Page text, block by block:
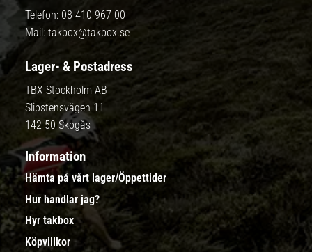
Telefon: 08-410 967 00
Mail: takbox@takbox.se
Lager- & Postadress
TBX Stockholm AB
Slipstensvägen 11
142 50 Skogås
Information
Hämta på vårt lager/Öppettider
Hur handlar jag?
Hyr takbox
Köpvillkor